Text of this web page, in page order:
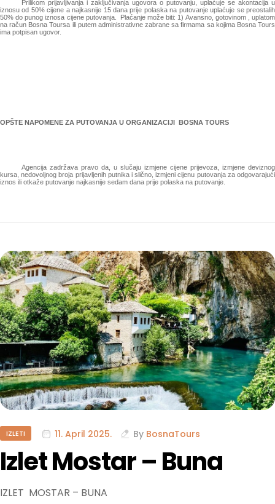
Prilikom prijavljivanja i zaključivanja ugovora o putovanju, uplaćuje se akontacija u
iznosu od 50% cijene a najkasnije 15 dana prije polaska na putovanje uplaćuje se preostalih
50% do punog iznosa cijene putovanja. Plaćanje može biti: 1) Avansno, gotovinom , uplatom
na račun Bosna Toursa ili putem administrativne zabrane sa firmama sa kojima Bosna Tours
ima potpisan ugovor.
OPŠTE NAPOMENE ZA PUTOVANJA U ORGANIZACIJI BOSNA TOURS
Agencija zadržava pravo da, u slučaju izmjene cijene prijevoza, izmjene deviznog
kursa, nedovoljnog broja prijavljenih putnika i slično, izmjeni cijenu putovanja za odgovarajući
iznos ili otkaže putovanje najkasnije sedam dana prije polaska na putovanje.
IZLETI 11. April 2025. By BosnaTours
Izlet Mostar – Buna
IZLET MOSTAR – BUNA